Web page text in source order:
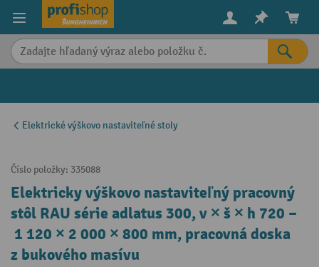
content
Elektrické výškovo nastaviteľné stoly
Číslo položky: 335088
Elektricky výškovo nastaviteľný pracovný
stôl RAU série adlatus 300, v × š × h 720 –
1 120 × 2 000 × 800 mm, pracovná doska
z bukového masívu